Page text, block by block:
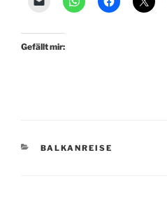
Gefällt mir:
KATEGORIEN
BALKANREISE